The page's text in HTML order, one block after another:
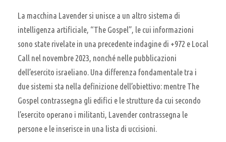
La macchina Lavender si unisce a un altro sistema di
intelligenza artificiale, “The Gospel”, le cui informazioni
sono state rivelate in una precedente indagine di +972 e Local
Call nel novembre 2023, nonché nelle pubblicazioni
dell’esercito israeliano. Una differenza fondamentale tra i
due sistemi sta nella definizione dell’obiettivo: mentre The
Gospel contrassegna gli edifici e le strutture da cui secondo
l’esercito operano i militanti, Lavender contrassegna le
persone e le inserisce in una lista di uccisioni.